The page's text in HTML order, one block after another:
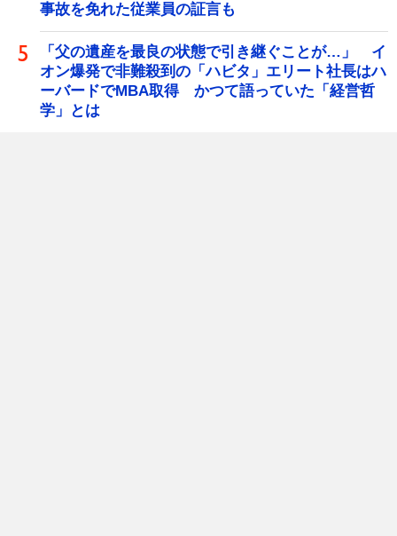
事故を免れた従業員の証言も
「父の遺産を最良の状態で引き継ぐことが…」 イ
オン爆発で非難殺到の「ハビタ」エリート社長はハ
ーバードでMBA取得 かつて語っていた「経営哲
学」とは